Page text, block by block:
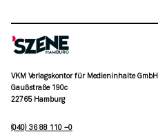
VKM Verlagskontor für Medieninhalte GmbH
Gaußstraße 190c
22765 Hamburg
(040) 36 88 110 –0